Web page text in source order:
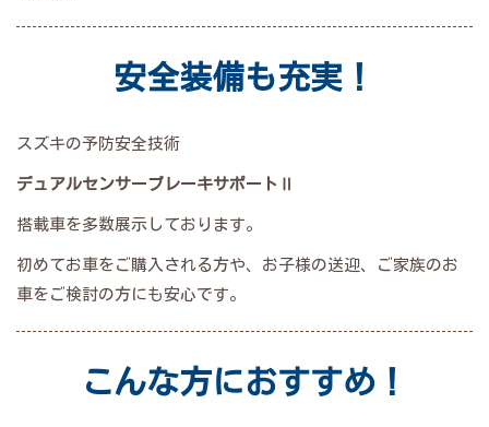
安全装備も充実！
スズキの予防安全技術
デュアルセンサーブレーキサポートⅡ
搭載車を多数展示しております。
初めてお車をご購入される方や、お子様の送迎、ご家族のお
車をご検討の方にも安心です。
こんな方におすすめ！